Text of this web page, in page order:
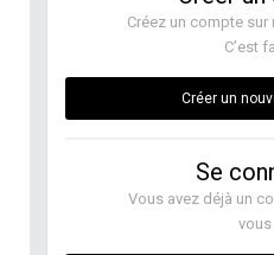
Créez un compte
C’est
Créer un
Se
Vous avez déjà un
vous